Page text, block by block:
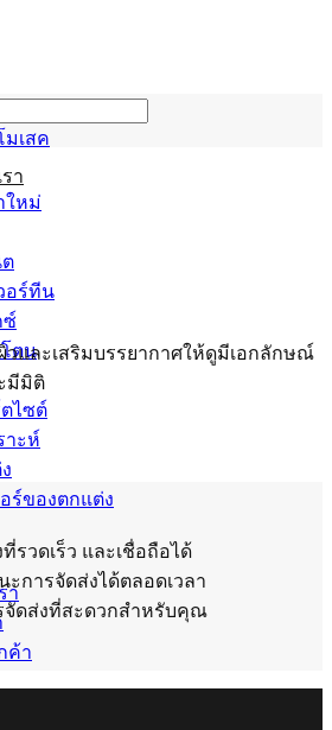
า
ใหม่
อร์ทีน
ตน
ไซต์
าะห์
อร์ของตกแต่ง
า
ค้า
มเสค
และเสริมบรรยากาศให้ดูมีเอกลักษณ์
มีมิติ
รวดเร็ว และเชื่อถือได้
การจัดส่งได้ตลอดเวลา
จัดส่งที่สะดวกสำหรับคุณ